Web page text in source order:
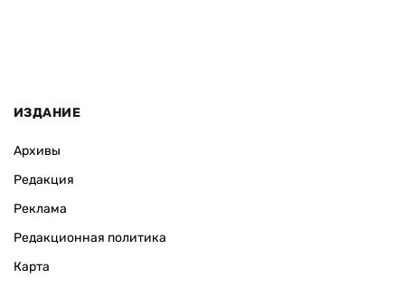
ИЗДАНИЕ
Архивы
Редакция
Реклама
Редакционная политика
Карта